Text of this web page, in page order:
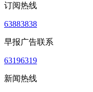
订阅热线
63883838
早报广告联系
63196319
新闻热线